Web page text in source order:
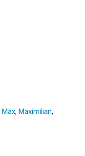
Max, Maximilian,